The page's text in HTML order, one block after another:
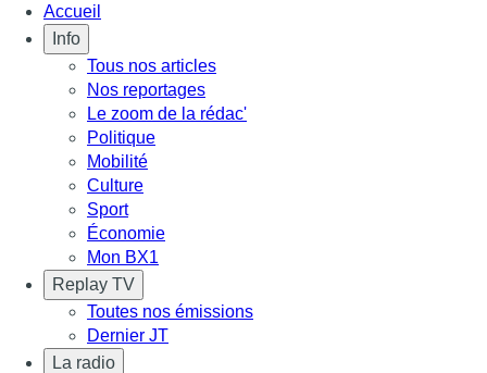
Accueil
Info
Tous nos articles
Nos reportages
Le zoom de la rédac'
Politique
Mobilité
Culture
Sport
Économie
Mon BX1
Replay TV
Toutes nos émissions
Dernier JT
La radio